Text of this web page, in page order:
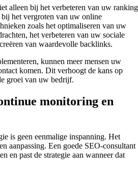
alleen bij het verbeteren van uw ranking
het vergroten van uw online
zoals het optimaliseren van uw
het verbeteren van uw sociale
van waardevolle backlinks.
kunnen meer mensen uw
komen. Dit verhoogt de kans op
groei van uw bedrijf.
monitoring en
is geen eenmalige inspanning. Het
aanpassing. Een goede SEO-consultant
en past de strategie aan wanneer dat